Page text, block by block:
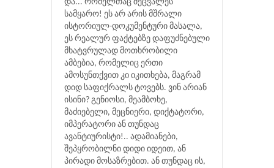
და... რომელთაც შეცვალეს
სამყარო! ეს არ არის მშრალი
ისტორიულ-დოკუმენტური მასალა,
ეს რეალურ ფაქტებზე დაფუძნებული
მხატვრულად მოთხრობილი
ამბებია, რომელიც ერთი
ამოსუნთქვით კი იკითხება, მაგრამ
დიდ საფიქრალს ტოვებს. ვინ არიან
ისინი? გენიოსი, მეამბოხე,
მაძიებელი, მეცნიერი, დიქტატორი,
იმპერატორი ან თუნდაც
ავანტიურისტი!.. ადამიანები,
შეპყრობილნი დიდი იდეით, ან
პირადი მოსაზრებით. ან თუნდაც ის,